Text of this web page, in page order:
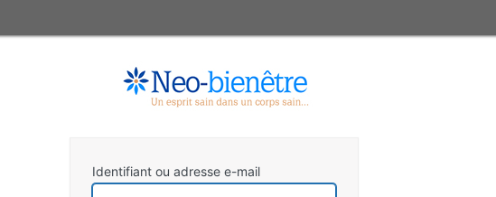
Identifiant ou adresse e-mail